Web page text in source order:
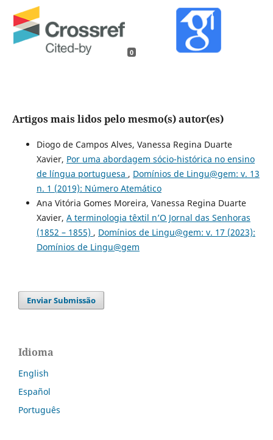
0
Artigos mais lidos pelo mesmo(s) autor(es)
Diogo de Campos Alves, Vanessa Regina Duarte
Xavier, Por uma abordagem sócio-histórica no ensino
de língua portuguesa , Domínios de Lingu@gem: v. 13
n. 1 (2019): Número Atemático
Ana Vitória Gomes Moreira, Vanessa Regina Duarte
Xavier, A terminologia têxtil n’O Jornal das Senhoras
(1852 – 1855) , Domínios de Lingu@gem: v. 17 (2023):
Domínios de Lingu@gem
Enviar Submissão
Idioma
English
Español
Português